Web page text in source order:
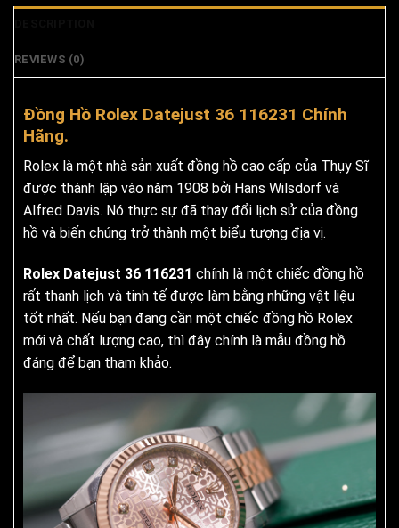
REVIEWS (0)
Đồng Hồ Rolex Datejust 36 116231 Chính
Hãng.
Rolex là một nhà sản xuất đồng hồ cao cấp của Thụy Sĩ
được thành lập vào năm 1908 bởi Hans Wilsdorf và
Alfred Davis. Nó thực sự đã thay đổi lịch sử của đồng
hồ và biến chúng trở thành một biểu tượng địa vị.
Rolex Datejust 36 116231 chính là một chiếc đồng hồ
rất thanh lịch và tinh tế được làm bằng những vật liệu
tốt nhất. Nếu bạn đang cần một chiếc đồng hồ Rolex
mới và chất lượng cao, thì đây chính là mẫu đồng hồ
đáng để bạn tham khảo.